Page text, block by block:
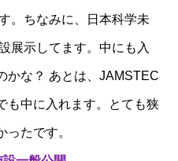
。ちなみに、日本科学未
展示してます。中にも入
かな？ あとは、JAMSTEC
も中に入れます。とても狭
ったです。